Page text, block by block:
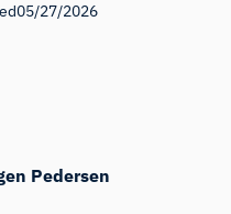
05/27/2026
Pedersen